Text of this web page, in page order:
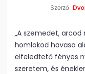
Szerző:
„A szemedet, arcod
homlokod havasa
elfeledtető fényes
szeretem, és